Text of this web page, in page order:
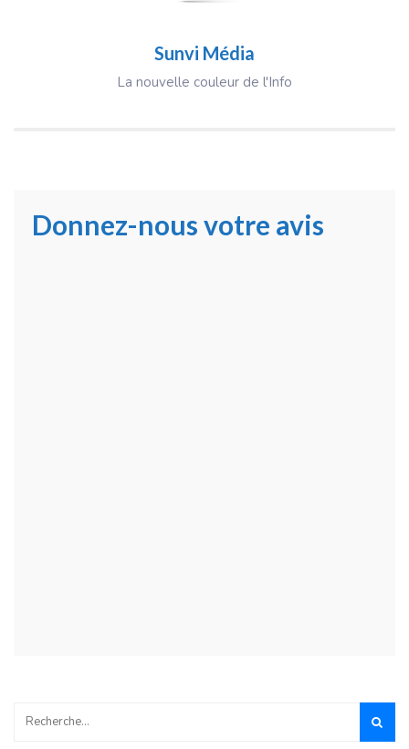
Sunvi Média
La nouvelle couleur de l'Info
Donnez-nous votre avis